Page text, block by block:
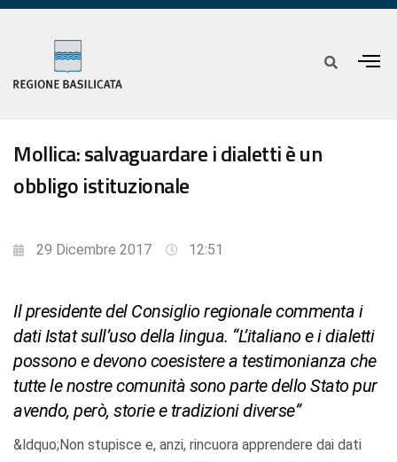
Mollica: salvaguardare i dialetti è un
obbligo istituzionale
29 Dicembre 2017 12:51
Il presidente del Consiglio regionale commenta i
dati Istat sull’uso della lingua. “L’italiano e i dialetti
possono e devono coesistere a testimonianza che
tutte le nostre comunità sono parte dello Stato pur
avendo, però, storie e tradizioni diverse”
&ldquo;Non stupisce e, anzi, rincuora apprendere dai dati